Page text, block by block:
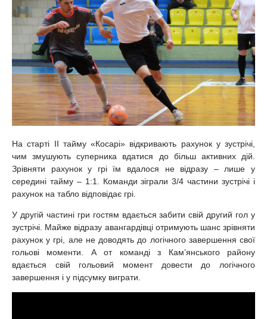
На старті II тайму «Косарі» відкривають рахунок у зустрічі,
чим змушують суперника вдатися до більш активних дій.
Зрівняти рахунок у грі їм вдалося не відразу – лише у
середині тайму – 1:1. Команди зіграли 3/4 частини зустрічі і
рахунок на табло відповідає грі.
У другій частині гри гостям вдається забити свій другий гол у
зустрічі. Майже відразу авангардівці отримують шанс зрівняти
рахунок у грі, але не доводять до логічного завершення свої
гольові моменти. А от команді з Кам’янського району
вдається свій гольовий момент довести до логічного
завершення і у підсумку виграти.